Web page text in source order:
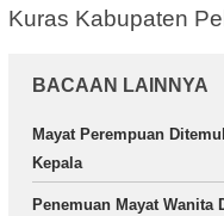
Kuras Kabupaten
BACAAN LAINNYA
Mayat Perempuan
Kepala
Penemuan Mayat Wanita